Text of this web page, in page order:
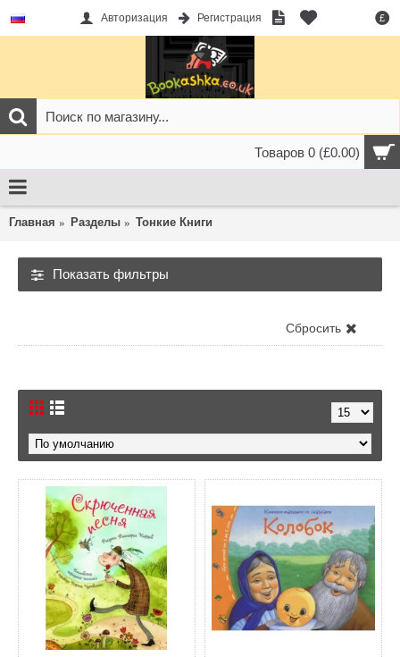
£
Авторизация Регистрация
Товаров 0 (£0.00)
Главная Разделы Тонкие Книги
Показать фильтры
Сбросить